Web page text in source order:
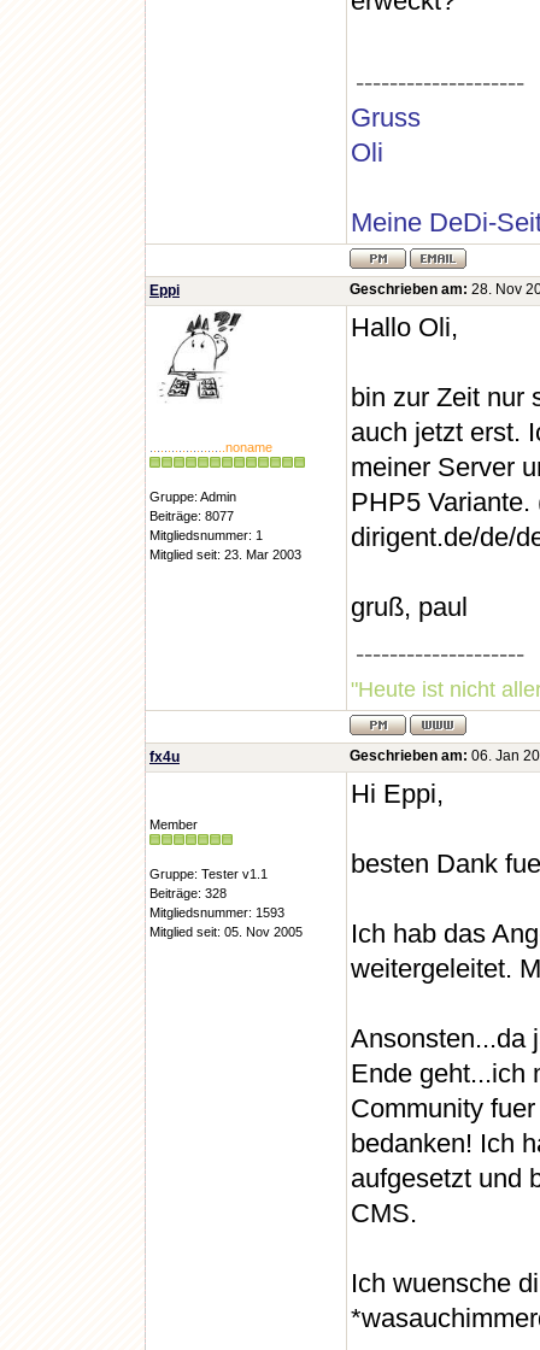
--------------------
Gruss
Oli
Meine DeDi-
Eppi Geschrieben am: 28. Nov
..noname
Gruppe: Admin
Beiträge: 8077
Mitgliedsnummer: 1
Mitglied seit: 23. Mar 2003
Hallo Oli,
bin zur Zeit nur
auch jetzt erst.
meiner Server
PHP5 Variante.
dirigent.de/de/
gruß, paul
--------------------
"Heute ist nicht
fx4u Geschrieben am: 06. Jan
Member
Gruppe: Tester v1.1
Beiträge: 328
Mitgliedsnummer: 1593
Mitglied seit: 05. Nov 2005
Hi Eppi,
besten Dank
Ich hab das
weitergeleitet.
Ansonsten...da
Ende geht...ich
Community
bedanken! Ich
aufgesetzt und
CMS.
Ich wuensche